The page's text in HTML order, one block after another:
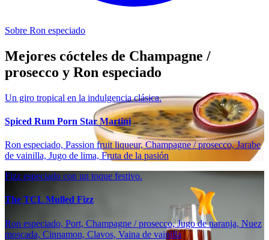
Sobre Ron especiado
Mejores cócteles de Champagne /
prosecco y Ron especiado
Un giro tropical en la indulgencia clásica.
Spiced Rum Porn Star Martini
Ron especiado, Passion fruit liqueur, Champagne / prosecco, Jarabe
de vainilla, Jugo de lima, Fruta de la pasión
Fizz especiado con un toque festivo.
The TCL Mulled Fizz
Ron especiado, Port, Champagne / prosecco, Jugo de naranja, Nuez
moscada, Cinnamon, Clavos, Vaina de vainilla